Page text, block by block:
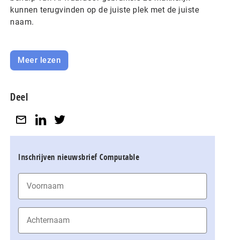
kunnen terugvinden op de juiste plek met de juiste
naam.
Meer lezen
Deel
Inschrijven nieuwsbrief Computable